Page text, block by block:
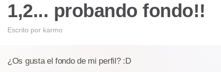
1,2... probando fondo!!
Escrito por karmo
¿Os gusta el fondo de mi perfil? :D